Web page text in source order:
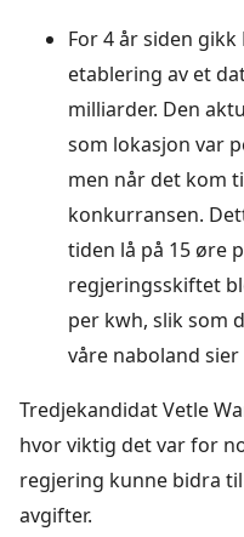
For 4 år siden
etablering av et
milliarder. Den
som lokasjon var
men når det kom
konkurransen.
tiden lå på 15 øre
regjeringsskiftet
per kwh, slik som
våre naboland
Tredjekandidat Vetle
hvor viktig det var for
regjering kunne bidra
avgifter.